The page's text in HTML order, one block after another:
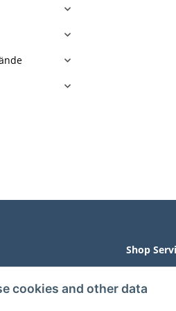
Shop
cookies and other data